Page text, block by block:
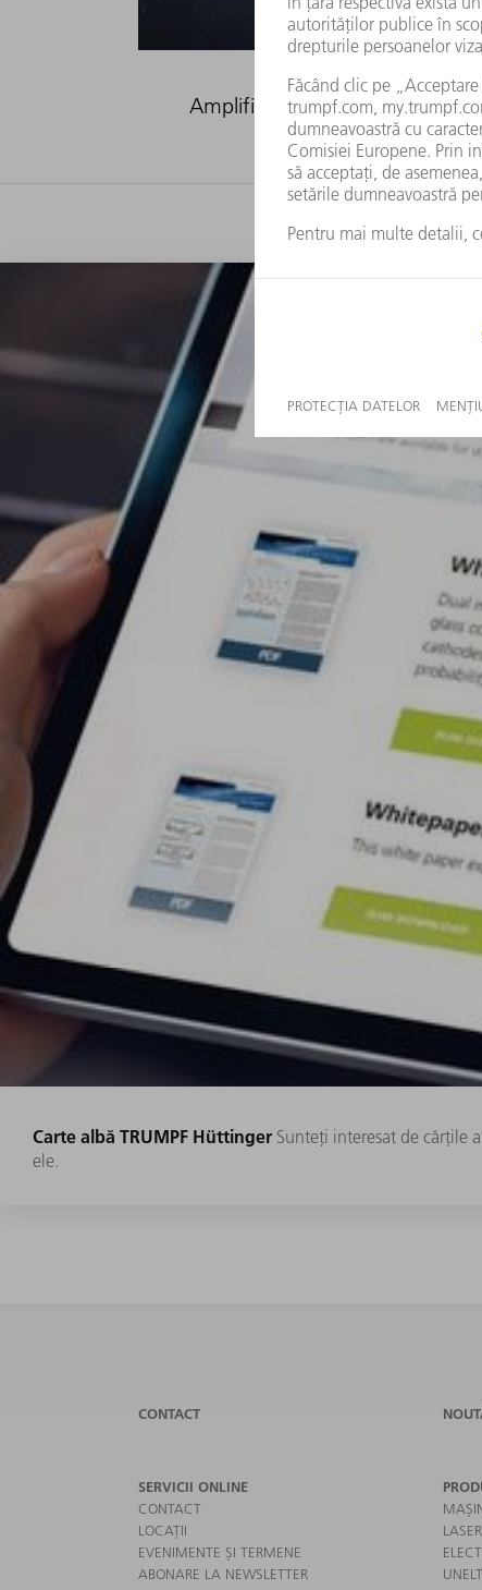
Amplificator de microunde
Carte albă TRUMPF Hüttinger Sunteţi interesat de cărţile
ele.
CONTACT
SERVICII ONLINE
CONTACT
LOCAȚII
EVENIMENTE ȘI TERMENE
ABONARE LA NEWSLETTER
LASER